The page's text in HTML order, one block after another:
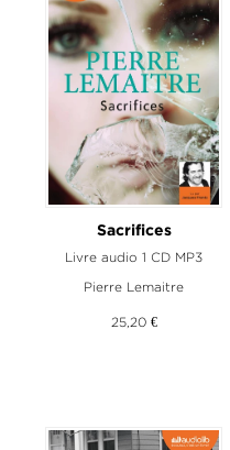
Sacrifices
Livre audio 1 CD MP3
Pierre Lemaitre
25,20 €